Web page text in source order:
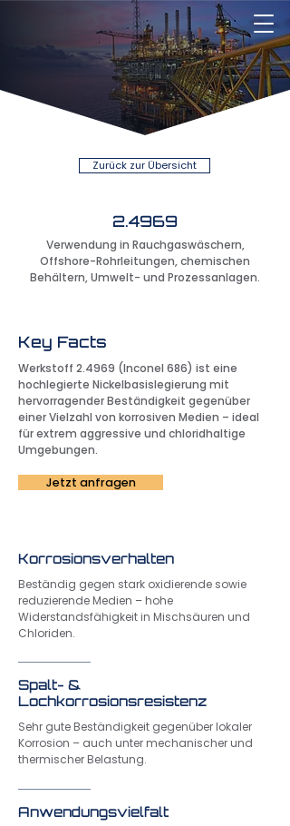
Zurück zur Übersicht
2.4969
Verwendung in Rauchgaswäschern,
Offshore-Rohrleitungen, chemischen
Behältern, Umwelt- und Prozessanlagen.
Key Facts
Werkstoff 2.4969 (Inconel 686) ist eine
hochlegierte Nickelbasislegierung mit
hervorragender Beständigkeit gegenüber
einer Vielzahl von korrosiven Medien – ideal
für extrem aggressive und chloridhaltige
Umgebungen.
Jetzt anfragen
Korrosionsverhalten
Beständig gegen stark oxidierende sowie
reduzierende Medien – hohe
Widerstandsfähigkeit in Mischsäuren und
Chloriden.
Spalt- &
Lochkorrosionsresistenz
Sehr gute Beständigkeit gegenüber lokaler
Korrosion – auch unter mechanischer und
thermischer Belastung.
Anwendungsvielfalt